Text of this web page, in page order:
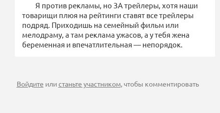
Я против рекламы, но ЗА трейлеры, хотя наши
товарищи плюя на рейтинги ставят все трейлеры
подряд. Приходишь на семейный фильм или
мелодраму, а там реклама ужасов, а у тебя жена
беременная и впечатлительная — непорядок.
Войдите илистаньте участником, чтобы комментировать